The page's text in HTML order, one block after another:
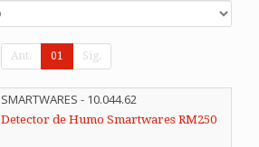
Ant. 01 Sig.
SMARTWARES - 10.044.62
Detector de Humo Smartwares RM250